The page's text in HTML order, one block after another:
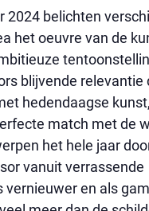
2024 belichten
het oeuvre van de
blijvende relevantie
hedendaagse
match met de
het hele jaar
vanuit verrassende
vernieuwer en als